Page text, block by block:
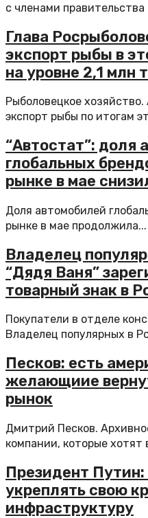
с членами
Глава
экспорт рыбы в
на уровне 2,1 млн
Рыболовецкое
экспорт рыбы по итогам
“Автостат”: доля
глобальных
рынке в мае
Доля автомобилей
рынке в мае продолжила...
Владелец
“Дядя Ваня”
товарный знак в
Покупатели в отделе
Владелец популярных в
Песков: есть
желающиие
рынок
Дмитрий Песков.
компании, которые хотят
Президент
укреплять свою
инфраструктуру